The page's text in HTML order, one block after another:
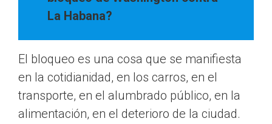
La Habana?
El bloqueo es una cosa que se manifiesta
en la cotidianidad, en los carros, en el
transporte, en el alumbrado público, en la
alimentación, en el deterioro de la ciudad.